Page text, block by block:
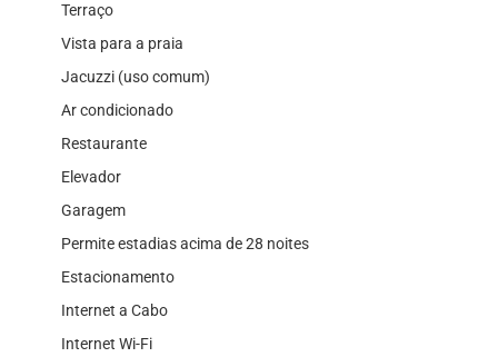
Terraço
Vista para a praia
Jacuzzi (uso comum)
Ar condicionado
Restaurante
Elevador
Garagem
Permite estadias acima de 28 noites
Estacionamento
Internet a Cabo
Internet Wi-Fi